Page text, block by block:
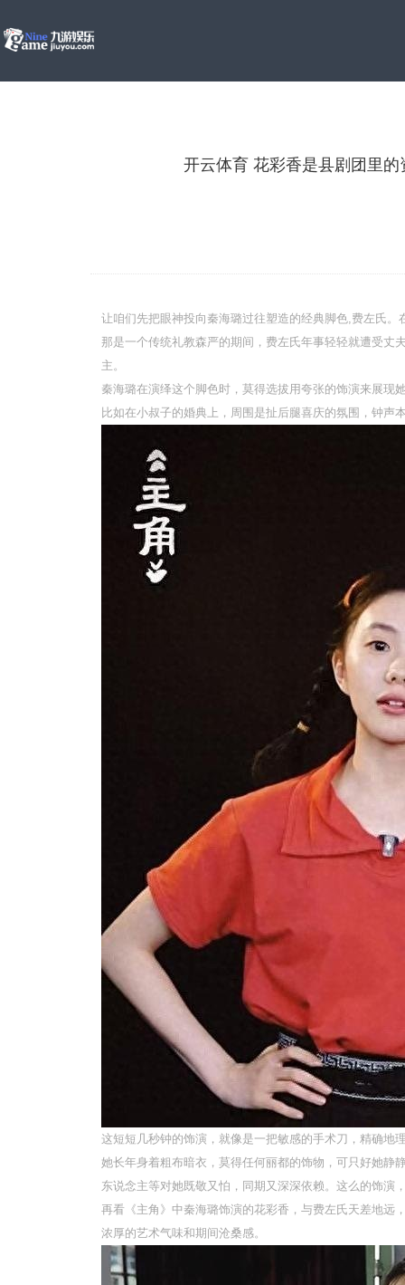
开云体育 花彩香是县剧团里
让咱们先把眼神投向秦海璐过往塑造的经典脚色,费左氏
那是一个传统礼教森严的期间，费左氏年事轻轻就遭受丈
主。
秦海璐在演绎这个脚色时，莫得选拔用夸张的饰演来展现
比如在小叔子的婚典上，周围是扯后腿喜庆的氛围，钟
这短短几秒钟的饰演，就像是一把敏感的手术刀，精确地
她长年身着粗布暗衣，莫得任何丽都的饰物，可只好她静
东说念主等对她既敬又怕，同期又深深依赖。这么的饰演
再看《主角》中秦海璐饰演的花彩香，与费左氏天差地远
浓厚的艺术气味和期间沧桑感。